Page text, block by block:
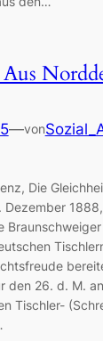
—von
Die
den 26. d. M.
Tischler-